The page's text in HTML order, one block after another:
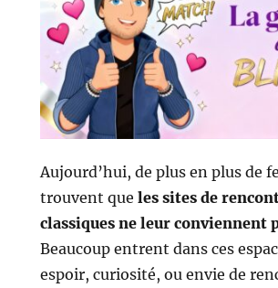
Aujourd’hui, de plus en plus de
trouvent que les sites de
classiques ne leur conviennent
Beaucoup entrent dans ces
espoir, curiosité, ou envie de